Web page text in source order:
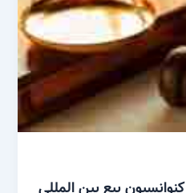
ترجمه و تفسیر ماده ۵۸ کنوانسیون بیع بین المللی